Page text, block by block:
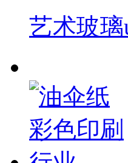
艺术玻